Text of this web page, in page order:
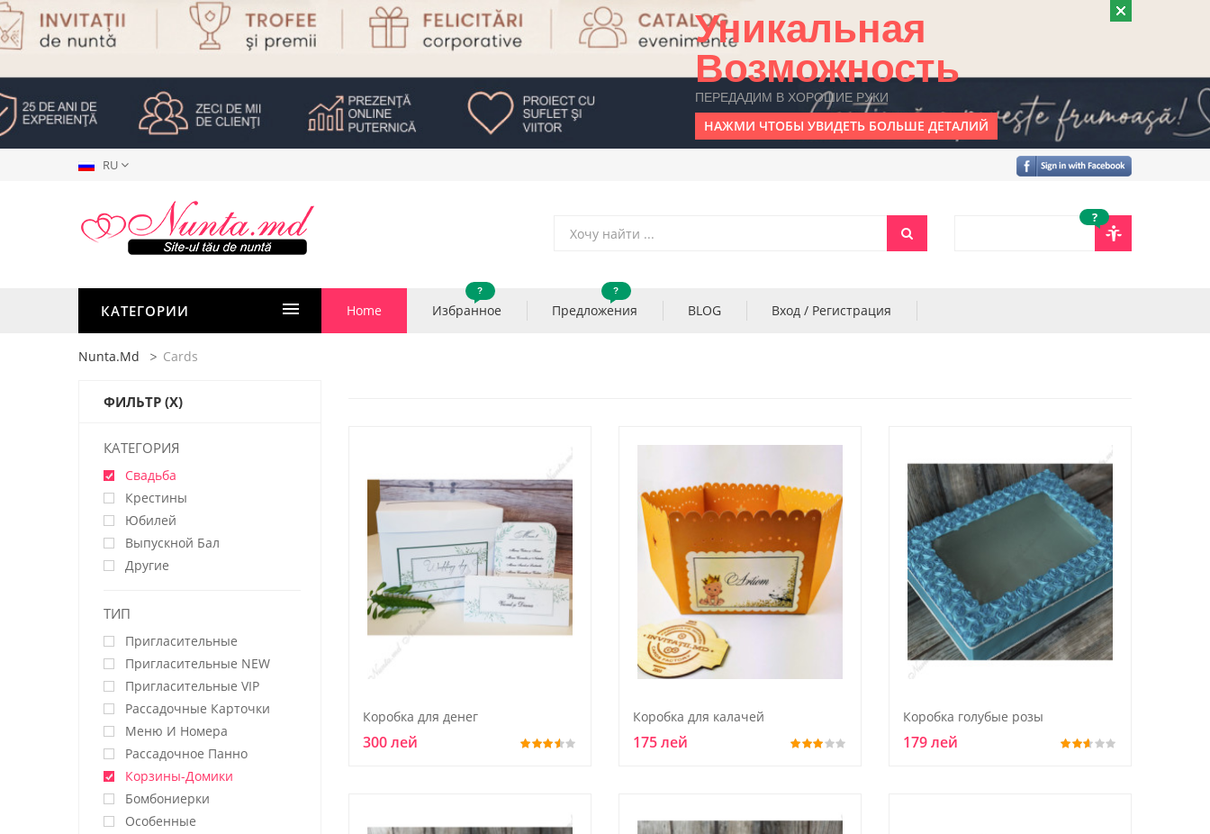
Уникальная
Возможность
ПЕРЕДАДИМ В ХОРОШИЕ РУКИ
НАЖМИ ЧТОБЫ УВИДЕТЬ БОЛЬШЕ ДЕТАЛИЙ
RU
?
КАТЕГОРИИ Home Избранное
?
Предложения
?
BLOG Вход / Регистрация
Nunta.md Cards
ФИЛЬТР (X)
КАТЕГОРИЯ
Свадьба
Крестины
Юбилей
Выпускной Бал
Другие
ТИП
Пригласительные
Пригласительные NEW
Пригласительные VIP
Рассадочные Карточки
Меню И Номера
Рассадочное Панно
Корзины-Домики
Бомбониерки
Особенные
Коробка для денег
300 лей
Коробка для калачей
175 лей
Коробка голубые розы
179 лей